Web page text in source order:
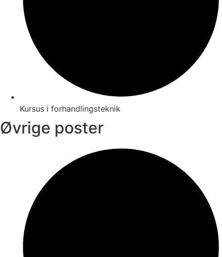
Kursus i forhandlingsteknik
Øvrige poster